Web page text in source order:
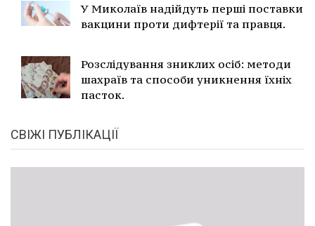
У Миколаїв надійдуть перші поставки
вакцини проти дифтерії та правця.
Розслідування зниклих осіб: методи
шахраїв та способи уникнення їхніх
пасток.
СВІЖІ ПУБЛІКАЦІЇ